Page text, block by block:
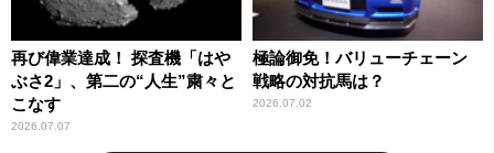
再び偉業達成！ 探査機「はや
ぶさ2」、第二の“人生”粛々と
こなす
2026.07.07
極論御免！バリューチェーン
戦略の対抗馬は？
2026.07.02